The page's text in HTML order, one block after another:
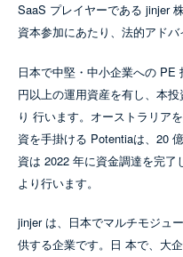
SaaS プレイヤーである jinjer
資本参加にあたり、法的アドバ
日本で中堅・中小企業への PE
円以上の運用資産を有し、本
り 行います。オーストラリア
資を手掛ける Potentiaは、20
資は 2022 年に資金調達を完
より行います。
jinjer は、日本でマルチモジュ
供する企業です。日 本で、大